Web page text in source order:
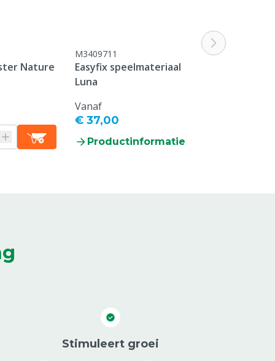
Nature
M3409711
Easyfix speelmateriaal
Luna
Vanaf
€ 37,00
Productinformatie
Stimuleert groei